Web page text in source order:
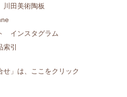
田美術陶板
インスタグラム
索引
」は、ここをクリック